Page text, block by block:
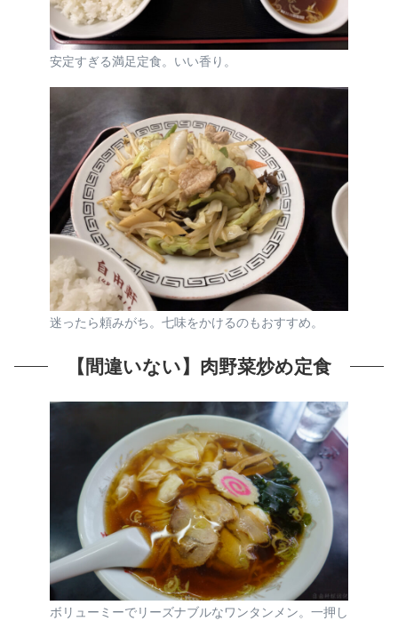
安定すぎる満足定食。いい香り。
迷ったら頼みがち。七味をかけるのもおすすめ。
【間違いない】肉野菜炒め定食
ボリューミーでリーズナブルなワンタンメン。一押し